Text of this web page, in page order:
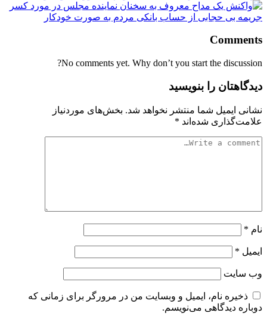
Comments
No comments yet. Why don’t you start the discussion?
دیدگاهتان را بنویسید
نشانی ایمیل شما منتشر نخواهد شد. بخش‌های موردنیاز
علامت‌گذاری شده‌اند *
نام *
ایمیل *
وب‌ سایت
ذخیره نام، ایمیل و وبسایت من در مرورگر برای زمانی که
دوباره دیدگاهی می‌نویسم.